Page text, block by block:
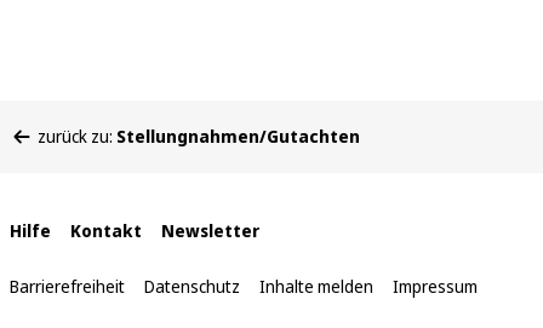
befinden
zurück zu: Stellungnahmen/Gutachten
Interne
Links
Hilfe Kontakt Newsletter
Barrierefreiheit Datenschutz Inhalte melden Impressum